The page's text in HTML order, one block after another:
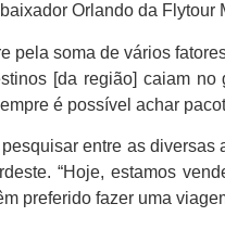
Orlando da Flytour
pela soma de vários
[da região] caiam no
é possível achar
pesquisar entre as
“Hoje, estamos
preferido fazer uma